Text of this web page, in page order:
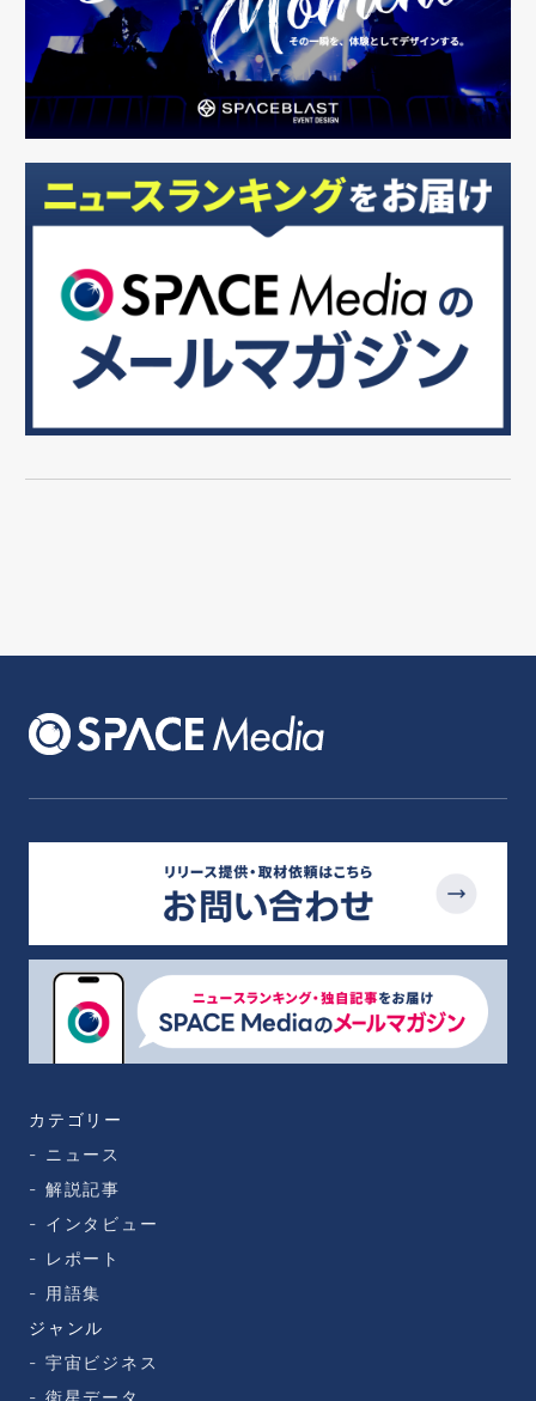
カテゴリー
ニュース
解説記事
インタビュー
レポート
用語集
ジャンル
宇宙ビジネス